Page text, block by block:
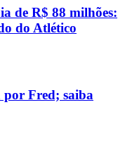
de R$ 88 milhões:
do Atlético
por Fred; saiba